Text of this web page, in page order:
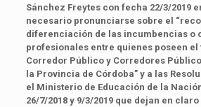
Sánchez Freytes con fecha 22/3/2019
necesario pronunciarse sobre el
diferenciación de las incumbencias o
profesionales entre quienes poseen
Corredor Público y Corredores
la Provincia de Córdoba” y a las
el Ministerio de Educación de la
26/7/2018 y 9/3/2019 que dejan en